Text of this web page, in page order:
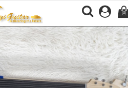
(0)